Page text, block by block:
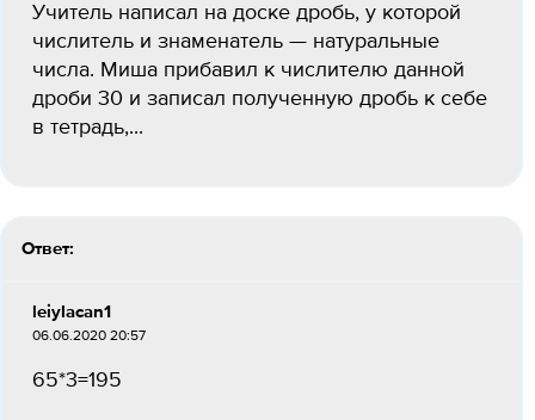
Учитель написал на доске дробь, у которой
числитель и знаменатель — натуральные
числа. Миша прибавил к числителю данной
дроби 30 и записал полученную дробь к себе
в тетрадь,...
Ответ:
leiylacan1
06.06.2020 20:57
65*3=195